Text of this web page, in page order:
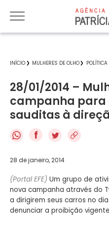
INÍCIO MULHERES DE OLHO POLÍTICA
28/01/2014 –
campanha para
sauditas à
f
28 de janeiro, 2014
(Portal EFE) Um grupo de
nova campanha através do
a dirigirem seus carros no
denunciar a proibição